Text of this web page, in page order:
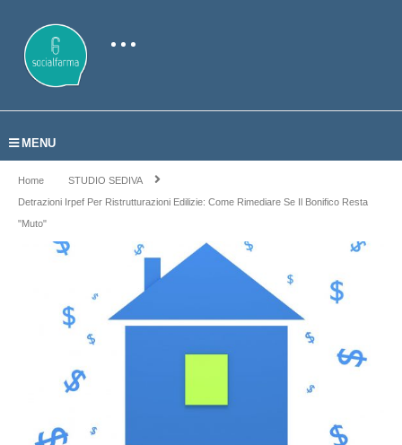
MENU
Home
STUDIO SEDIVA
Detrazioni Irpef Per Ristrutturazioni Edilizie: Come Rimediare Se Il Bonifico Resta
"muto"